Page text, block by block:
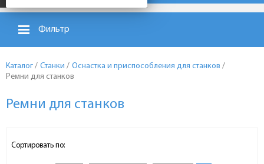
Фильтр
Каталог / Станки / Оснастка и приспособления для станков /
Ремни для станков
Ремни для станков
Сортировать по: